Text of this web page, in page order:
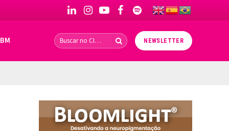
LinkedInInstagramYouTubeFacebookSpotify
NEWSLETTER